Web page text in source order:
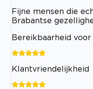
Fijne mensen die
Brabantse
Bereikbaarheid
Klantvriendelijkheid